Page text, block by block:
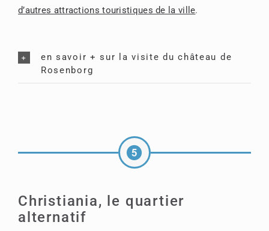
d’autres attractions touristiques de la ville.
en savoir + sur la visite du château de
Rosenborg
Christiania, le quartier
alternatif